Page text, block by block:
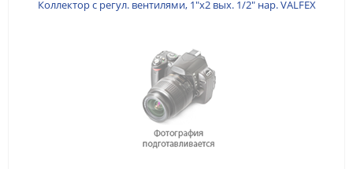
Коллектор с регул. вентилями, 1"х2 вых. 1/2" нар. VALFEX